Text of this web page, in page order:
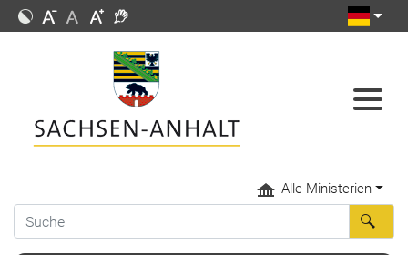
Alle Ministerien